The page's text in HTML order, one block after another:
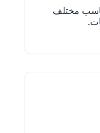
مختلف